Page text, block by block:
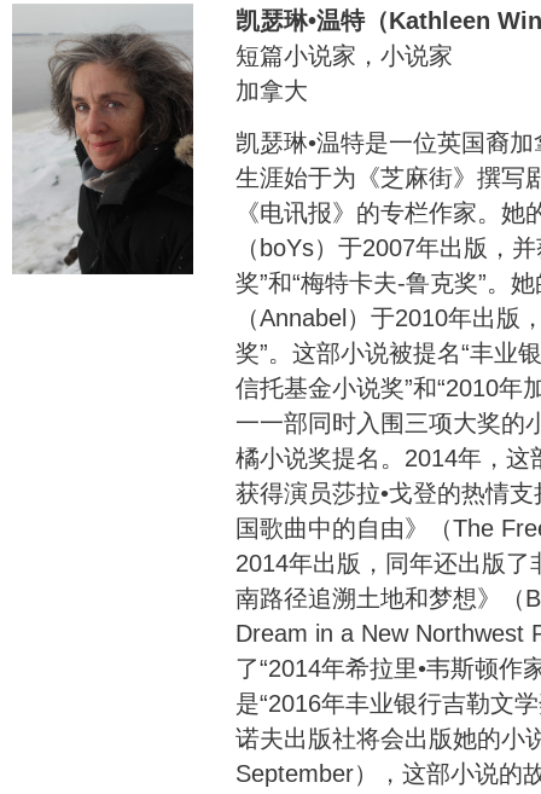
凯瑟琳•温特（Kathleen
短篇小说家，小说家
加拿大
凯瑟琳•温特是一位英国裔
生涯始于为《芝麻街》撰写
《电讯报》的专栏作家。
（boYs）于2007年出版，
奖”和“梅特卡夫-鲁克奖”。
（Annabel）于2010年出版
奖”。这部小说被提名“丰业
信托基金小说奖”和“2010年
一一部同时入围三项大奖的
橘小说奖提名。2014年，这
获得演员莎拉•戈登的热情
国歌曲中的自由》（The
2014年出版，同年还出版
南路径追溯土地和梦想》（
Dream in a New Northwest
了“2014年希拉里•韦斯顿作
是“2016年丰业银行吉勒文
诺夫出版社将会出版她的小
September），这部小说的